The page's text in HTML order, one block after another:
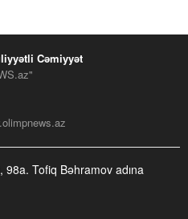
Cəmiyyət
Tofiq Bəhramov adına